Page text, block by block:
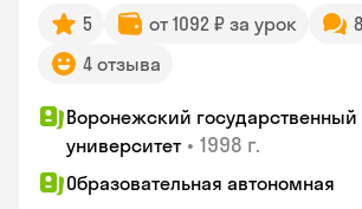
5 от 1092 ₽ за урок
4 отзыва
Воронежский государственный
университет • 1998 г.
Образовательная автономная